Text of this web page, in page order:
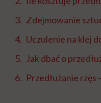
Zdejmowanie
Uczulenie na klej
Jak dbać o
Przedłużanie rzęs